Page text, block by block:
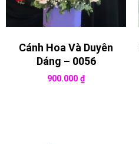
Cánh Hoa Và Duyên
Dáng – 0056
900.000 ₫